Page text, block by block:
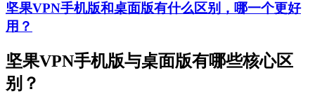
坚果VPN手机版和桌面版有什么区别，哪一个更好
用？
坚果VPN手机版与桌面版有哪些核心区
别？